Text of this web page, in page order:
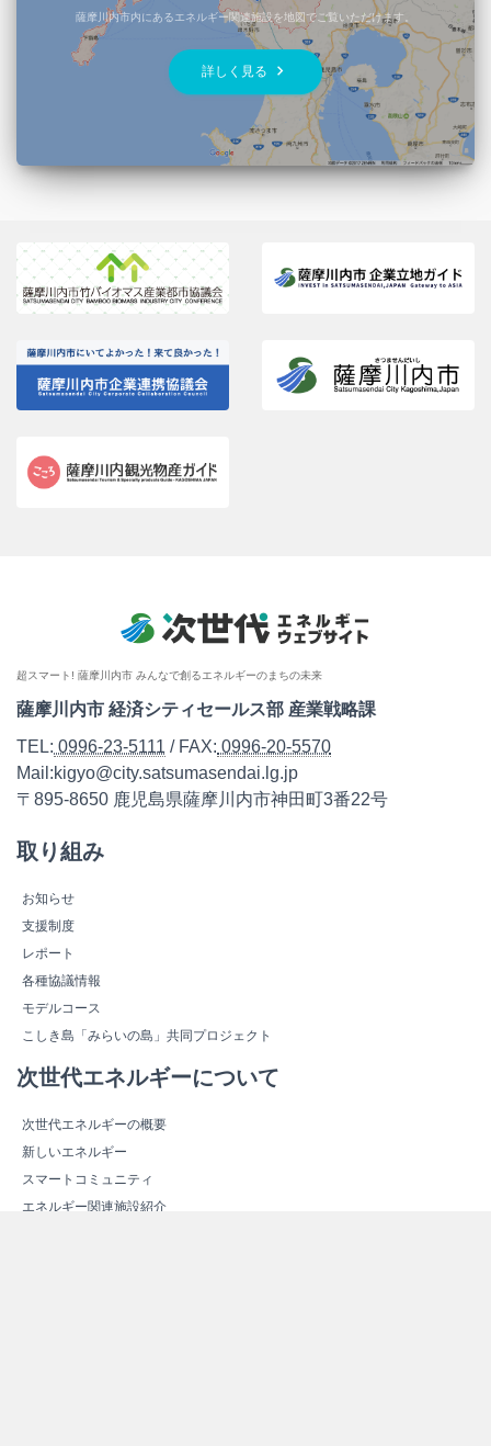
薩摩川内市内にあるエネルギー関連施設を地図でご覧いただけます。
詳しく見る keyboard_arrow_right
超スマート! 薩摩川内市 みんなで創るエネルギーのまちの未来
薩摩川内市 経済シティセールス部 産業戦略課
TEL: 0996-23-5111 / FAX: 0996-20-5570
Mail:kigyo@city.satsumasendai.lg.jp
〒895-8650 鹿児島県薩摩川内市神田町3番22号
取り組み
お知らせ
支援制度
レポート
各種協議情報
モデルコース
こしき島「みらいの島」共同プロジェクト
次世代エネルギーについて
次世代エネルギーの概要
新しいエネルギー
スマートコミュニティ
エネルギー関連施設紹介